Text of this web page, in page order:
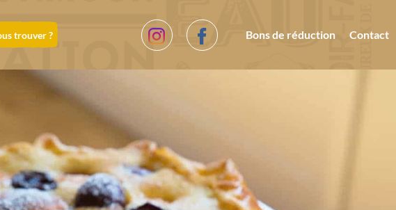
trouver ? Bons de réduction Contact